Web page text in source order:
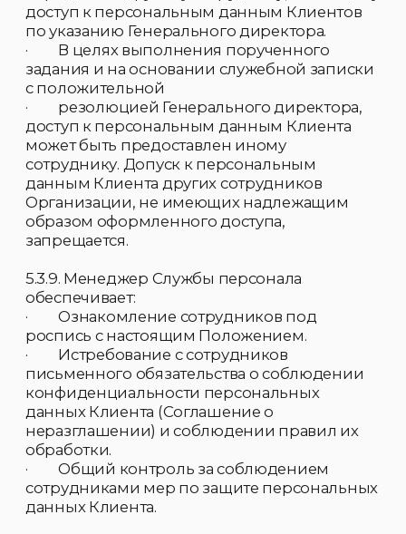
6.2.7. Бумажные носители документов при
уничтожении персональных данных
уничтожаются, персональные данные в
информационных системах
обезличиваются. Персональные данные
восстановлению не подлежат.
6.2.8. Операция уничтожения персональных
данных необратима.
6.2.9. Срок, после которого возможна
операция уничтожения персональных
данных Клиента, определяется окончанием
срока, указанным в пункте 7.3 настоящего
Положения.
7. Передача и хранение персональных
данных
7.1. Передача персональных данных:
субъекта понимается распространение
информации по каналам связи и на
материальных носителях.
7.1.2. При передаче персональных данных
работники Организации должны соблюдать
следующие требования:
7.1.2.1. Не сообщать персональные данные
Клиента в коммерческих целях.
7.1.2.2. Не сообщать персональные данные
Клиента третьей стороне без письменного
согласия Клиента, за исключением случаев,
установленных федеральным законом РФ.
7.1.2.3. Предупредить лиц, получающих
персональные данные Клиента о том, что
эти данные могут быть использованы лишь
требовать от этих лиц подтверждения того,
что это правило соблюдено;